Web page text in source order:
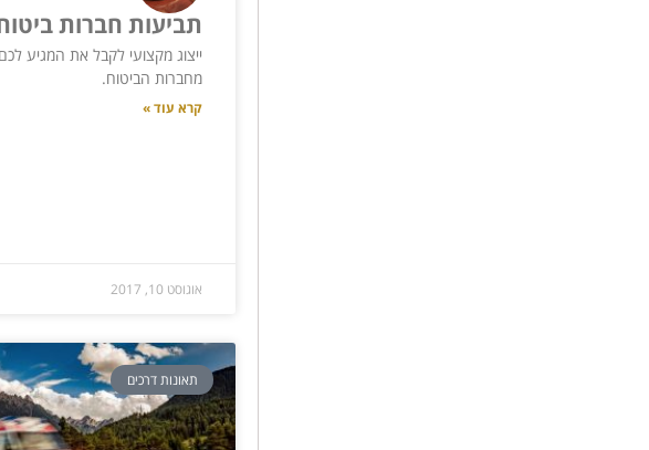
תביעות חברות
ייצוג מקצועי לקבל את המגיע לכם
מחברות הביטוח.
קרא עוד »
אוגוסט 10, 2017
תאונות דרכים